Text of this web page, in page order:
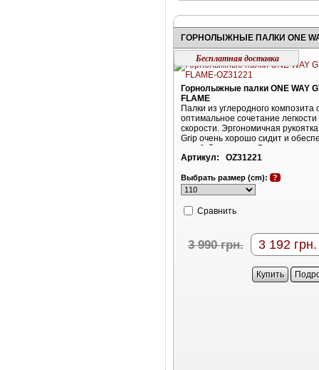
Бесплатная доставка
Горнолыжные палки ONE WAY
FLAME
Палки из углеродного композита
оптимальное сочетание
скорости. Эргономичная
Grip очень хорошо сидит и
в любой ситуации. Встроенная
запирается и так же легко
13:9. Материал: Carbon 30%.
Артикул: OZ31221
Выбрать размер (cm): ?
Cравнить
3 990грн. 3 192 грн.
Купить